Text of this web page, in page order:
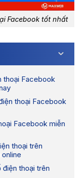
Facebook tốt nhất
thoại Facebook
thoại Facebook
Facebook miễn
thoại trên
điện thoại trên